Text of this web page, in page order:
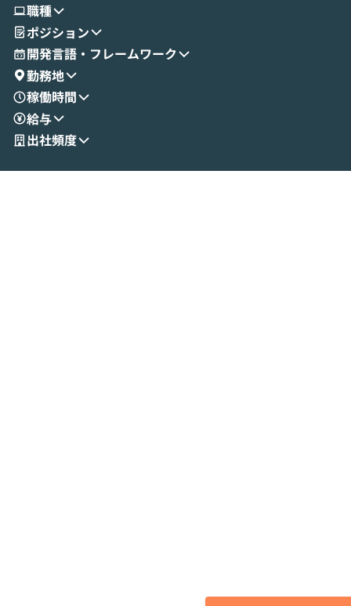
せいただきます。数分でワークフローが完
成する手軽さや、Gmail等の外部サービス
とセキュアに連携できるポイントなど、実
演を通じて具体的なイメージをお届けしま
す。 後半のディスカッションでは、セキュ
リティの考え方や社内導入の進め方など、
現場目線でさらに深掘りしていきます。
「自分の業務をAIで自動化してみたいけ
いう方にこそ参加いただきたいイベントで
職種
ポジション
開発言語・フレームワーク
勤務地
稼働時間
給与
出社頻度